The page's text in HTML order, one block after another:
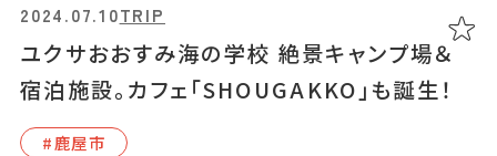
ユクサおおすみ海の学校 絶景キャンプ場＆
宿泊施設。カフェ「SHOUGAKKO」も誕生！
2024.07.10TRIP
#⿅屋市
#指宿市
#イートイン#カフェ#スイーツ#写真映え